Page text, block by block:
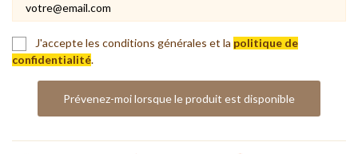
J'accepte les conditions générales et la politique de
confidentialité.
Prévenez-moi lorsque le produit est disponible